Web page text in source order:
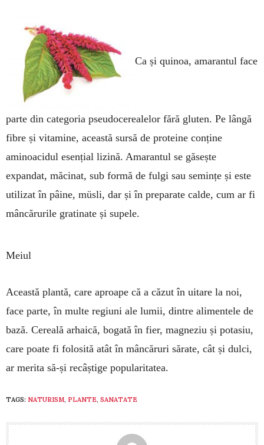
Ca și quinoa, amarantul face
parte din categoria pseudocerealelor fără glu­ten. Pe lângă
fibre și vitamine, această sursă de proteine conține
aminoacidul esențial lizină. Amarantul se găsește
expandat, măcinat, sub formă de fulgi sau semințe și este
utilizat în pâine, müsli, dar și în preparate calde, cum ar fi
mâncărurile gra­tinate și supele.
Meiul
Această plantă, care aproape că a căzut în uitare la noi,
face parte, în multe regiuni ale lumii, dintre alimentele de
bază. Cereală arhaică, bogată în fier, magneziu și potasiu,
care poate fi folosită atât în mâncăruri sărate, cât și dulci,
ar merita să-și recâștige popularitatea.
TAGS: NATURISM, PLANTE, SANATATE